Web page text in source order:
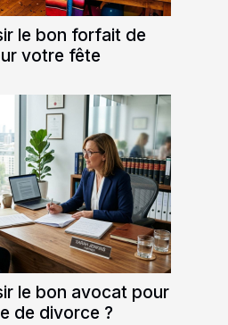
le bon forfait de
votre fête
le bon avocat pour
de divorce ?